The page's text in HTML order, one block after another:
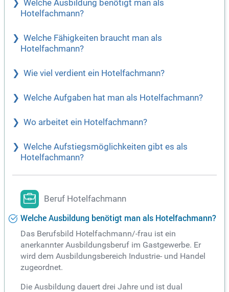
Welche Ausbildung benötigt man als
Hotelfachmann?
Welche Fähigkeiten braucht man als
Hotelfachmann?
Wie viel verdient ein Hotelfachmann?
Welche Aufgaben hat man als Hotelfachmann?
Wo arbeitet ein Hotelfachmann?
Welche Aufstiegsmöglichkeiten gibt es als
Hotelfachmann?
Beruf Hotelfachmann
Welche Ausbildung benötigt man als Hotelfachmann?
Das Berufsbild Hotelfachmann/-frau ist ein
anerkannter Ausbildungsberuf im Gastgewerbe. Er
wird dem Ausbildungsbereich Industrie- und Handel
zugeordnet.
Die Ausbildung dauert drei Jahre und ist dual